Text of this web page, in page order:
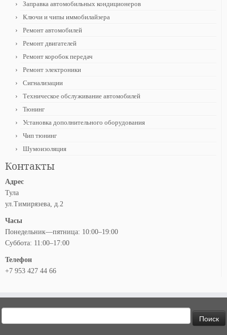
Заправка автомобильных кондиционеров
Ключи и чипы иммобилайзера
Ремонт автомобилей
Ремонт двигателей
Ремонт коробок передач
Ремонт электроники
Сигнализации
Техническое обслуживание автомобилей
Тюнинг
Установка дополнительного оборудования
Чип тюнинг
Шумоизоляция
Контакты
Адрес
Тула
ул.Тимирязева, д.2
Часы
Понедельник—пятница: 10:00–19:00
Суббота: 11:00–17:00
Телефон
+7 953 427 44 66